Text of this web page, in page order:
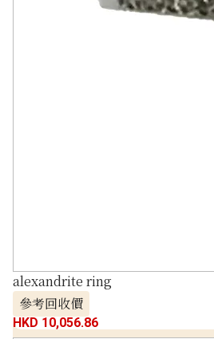
alexandrite ring
參考回收價
HKD 10,056.86